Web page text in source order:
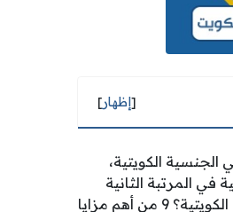
[إظهار]
الجنسية الكويتية،
المرتبة الثانية
ما هي مميزات الجنسية الكويتية؟ 9 من أهم مزايا